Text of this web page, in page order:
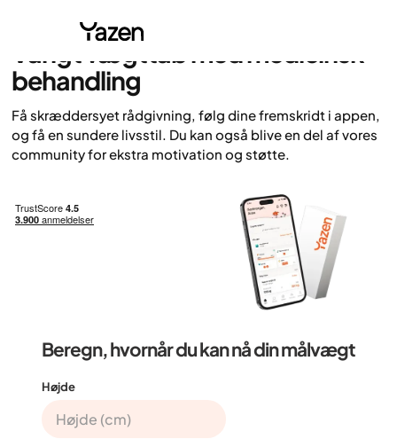
50.000 tilfredse patienter
behandling
Få skræddersyet rådgivning, følg dine fremskridt i appen,
og få en sundere livsstil. Du kan også blive en del af vores
community for ekstra motivation og støtte.
Beregn, hvornår du kan nå din målvægt
Højde